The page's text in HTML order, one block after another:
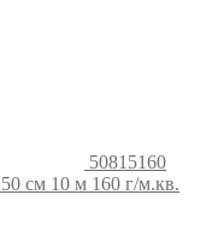
50815160
см 10 м 160 г/м.кв.